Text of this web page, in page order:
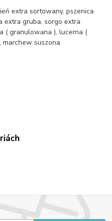
extra sortowany, pszenica
extra gruba, sorgo extra
( granulowana ), lucerna (
suszona